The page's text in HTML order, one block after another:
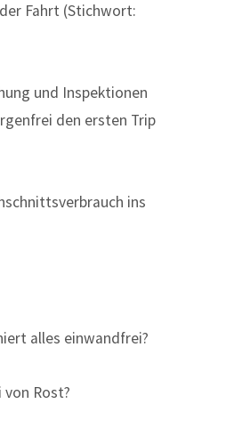
Fahrt (Stichwort:
und Inspektionen
den ersten Trip
ins
alles einwandfrei?
Rost?